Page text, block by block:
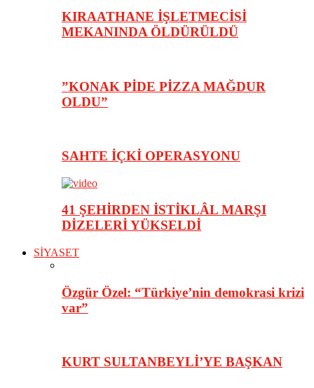
KIRAATHANE İŞLETMECİSİ
MEKANINDA ÖLDÜRÜLDÜ
”KONAK PİDE PİZZA MAĞDUR
OLDU”
SAHTE İÇKİ OPERASYONU
41 ŞEHİRDEN İSTİKLÂL MARŞI
DİZELERİ YÜKSELDİ
SİYASET
Özgür Özel: “Türkiye’nin demokrasi krizi
var”
KURT SULTANBEYLİ’YE BAŞKAN